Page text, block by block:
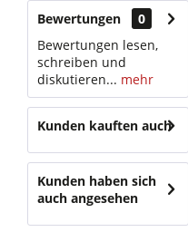
Bewertungen
0
Bewertungen lesen,
schreiben und
diskutieren... mehr
Kunden kauften auch
Kunden haben sich
auch angesehen